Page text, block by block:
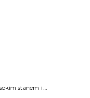
Spodnie dzowny z wysokim stanem i wiązaniem w pasie